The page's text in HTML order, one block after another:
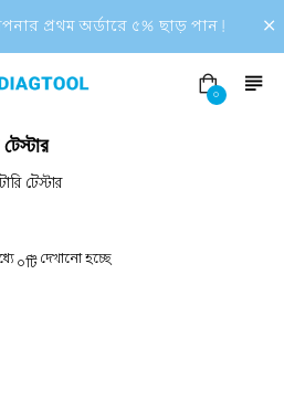
প্রথম অর্ডারে ৫% ছাড় পান!
০
টেস্টার
০টিদেখানো হচ্ছে